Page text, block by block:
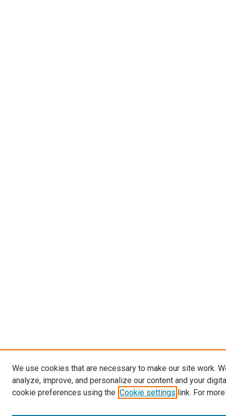
We use cookies that are necessary to make our site work.
analyze, improve, and personalize our content and your
cookie preferences using the Cookie settings link. For